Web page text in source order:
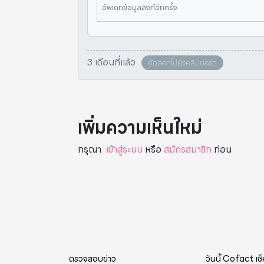
อัพเดทข้อมูลลิงก์อีกครั้ง
3 เดือนที่แล้ว คัดลอกไปยังคลิปบอร์ด
เพิ่มความเห็นใหม่
กรุณา เข้าสู่ระบบ หรือ สมัครสมาชิก ก่อน
ตรวจสอบข่าว วันนี้ Cofact เช็